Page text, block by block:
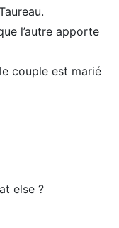
l’autre apporte
couple est marié
else ?